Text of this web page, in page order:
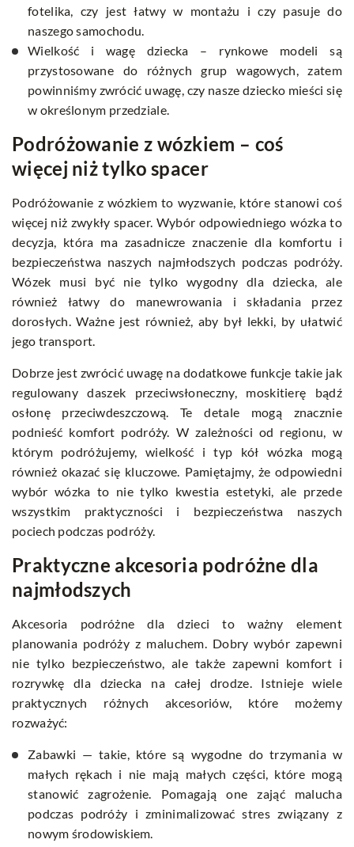
fotelika, czy jest łatwy w montażu i czy pasuje do
naszego samochodu.
Wielkość i wagę dziecka – rynkowe modeli są
przystosowane do różnych grup wagowych, zatem
powinniśmy zwrócić uwagę, czy nasze dziecko mieści się
w określonym przedziale.
Podróżowanie z wózkiem – coś
więcej niż tylko spacer
Podróżowanie z wózkiem to wyzwanie, które stanowi coś
więcej niż zwykły spacer. Wybór odpowiedniego wózka to
decyzja, która ma zasadnicze znaczenie dla komfortu i
bezpieczeństwa naszych najmłodszych podczas podróży.
Wózek musi być nie tylko wygodny dla dziecka, ale
również łatwy do manewrowania i składania przez
dorosłych. Ważne jest również, aby był lekki, by ułatwić
jego transport.
Dobrze jest zwrócić uwagę na dodatkowe funkcje takie jak
regulowany daszek przeciwsłoneczny, moskitierę bądź
osłonę przeciwdeszczową. Te detale mogą znacznie
podnieść komfort podróży. W zależności od regionu, w
którym podróżujemy, wielkość i typ kół wózka mogą
również okazać się kluczowe. Pamiętajmy, że odpowiedni
wybór wózka to nie tylko kwestia estetyki, ale przede
wszystkim praktyczności i bezpieczeństwa naszych
pociech podczas podróży.
Praktyczne akcesoria podróżne dla
najmłodszych
Akcesoria podróżne dla dzieci to ważny element
planowania podróży z maluchem. Dobry wybór zapewni
nie tylko bezpieczeństwo, ale także zapewni komfort i
rozrywkę dla dziecka na całej drodze. Istnieje wiele
praktycznych różnych akcesoriów, które możemy
rozważyć:
Zabawki — takie, które są wygodne do trzymania w
małych rękach i nie mają małych części, które mogą
stanowić zagrożenie. Pomagają one zająć malucha
podczas podróży i zminimalizować stres związany z
nowym środowiskiem.